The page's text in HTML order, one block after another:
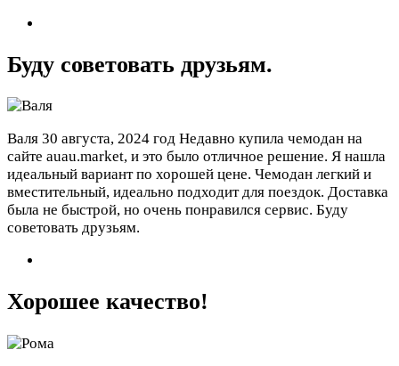
Буду советовать друзьям.
Валя 30 августа, 2024 год Недавно купила чемодан на
сайте auau.market, и это было отличное решение. Я нашла
идеальный вариант по хорошей цене. Чемодан легкий и
вместительный, идеально подходит для поездок. Доставка
была не быстрой, но очень понравился сервис. Буду
советовать друзьям.
Хорошее качество!